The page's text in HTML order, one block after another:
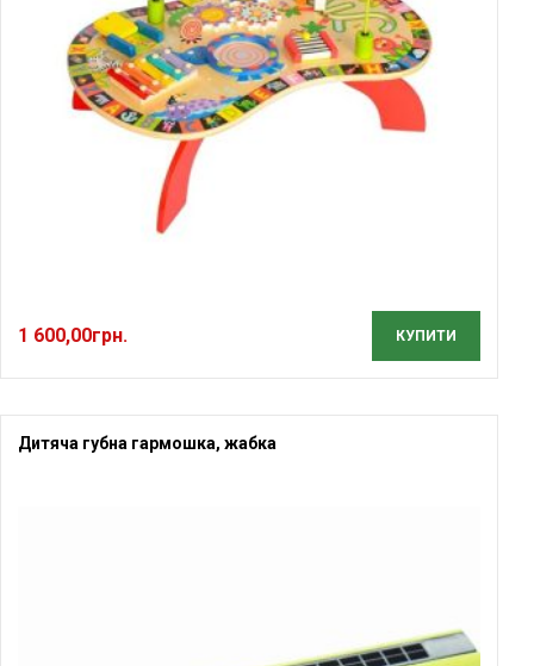
1 600,00грн. КУПИТИ
Дитяча губна гармошка, жабка